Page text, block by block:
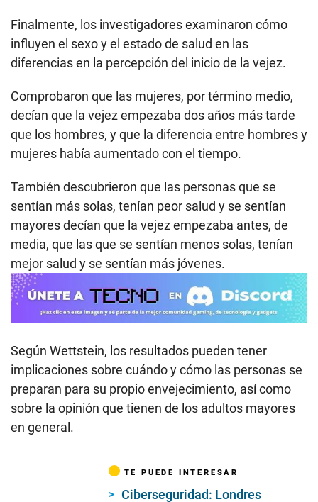
Finalmente, los investigadores examinaron cómo
influyen el sexo y el estado de salud en las
diferencias en la percepción del inicio de la vejez.
Comprobaron que las mujeres, por término medio,
decían que la vejez empezaba dos años más tarde
que los hombres, y que la diferencia entre hombres y
mujeres había aumentado con el tiempo.
También descubrieron que las personas que se
sentían más solas, tenían peor salud y se sentían
mayores decían que la vejez empezaba antes, de
media, que las que se sentían menos solas, tenían
mejor salud y se sentían más jóvenes.
Según Wettstein, los resultados pueden tener
implicaciones sobre cuándo y cómo las personas se
preparan para su propio envejecimiento, así como
sobre la opinión que tienen de los adultos mayores
en general.
TE PUEDE INTERESAR
Ciberseguridad: Londres